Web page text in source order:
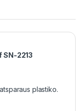
SN-2213
plastiko.